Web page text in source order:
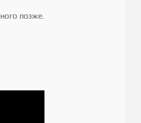
позже.